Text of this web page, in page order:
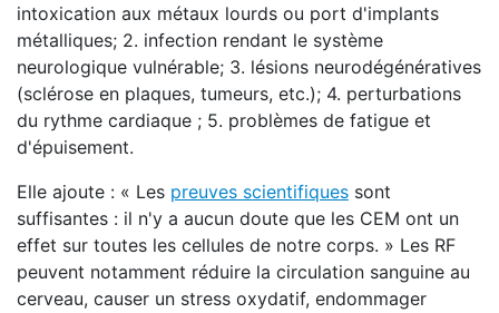
intoxication aux métaux lourds ou port d'implants
métalliques; 2. infection rendant le système
neurologique vulnérable; 3. lésions neurodégénératives
(sclérose en plaques, tumeurs, etc.); 4. perturbations
du rythme cardiaque ; 5. problèmes de fatigue et
d'épuisement.
Elle ajoute : « Les preuves scientifiques sont
suffisantes : il n'y a aucun doute que les CEM ont un
effet sur toutes les cellules de notre corps. » Les RF
peuvent notamment réduire la circulation sanguine au
cerveau, causer un stress oxydatif, endommager